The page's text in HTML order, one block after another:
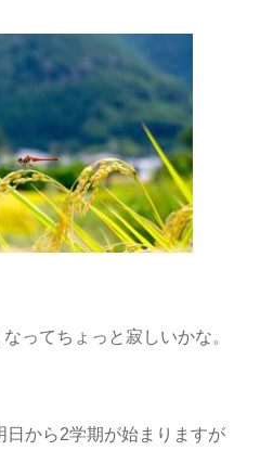
ってちょっと寂しいかな。
日から2学期が始まりますが